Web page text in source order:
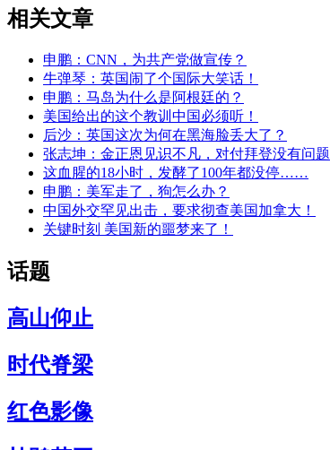
相关文章
申鹏：CNN，为共产党做宣传？
牛弹琴：英国闹了个国际大笑话！
申鹏：马岛为什么是阿根廷的？
美国给出的这个教训中国必须听！
后沙：英国这次为何在黑海脸丢大了？
张志坤：金正恩见识不凡，对付拜登没有问题
这血腥的18小时，发酵了100年都没停……
申鹏：美军走了，狗怎么办？
中国外交罕见出击，要求彻查美国加拿大！
关键时刻 美国新的噩梦来了！
话题
高山仰止
时代脊梁
红色影像